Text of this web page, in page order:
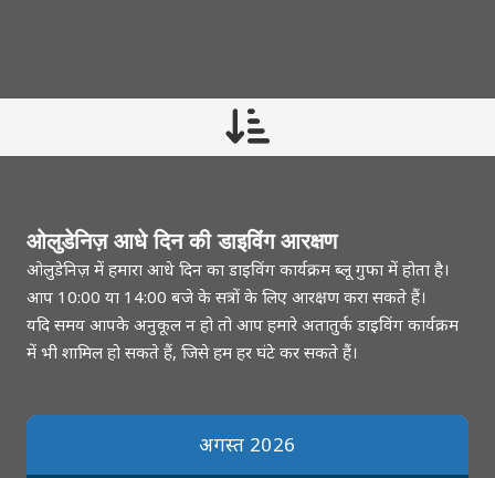
ओलुडेनिज़ आधे दिन की डाइविंग आरक्षण
ओलुडेनिज़ में हमारा आधे दिन का डाइविंग कार्यक्रम ब्लू गुफा में होता है।
आप 10:00 या 14:00 बजे के सत्रों के लिए आरक्षण करा सकते हैं।
यदि समय आपके अनुकूल न हो तो आप हमारे अतातुर्क डाइविंग कार्यक्रम
में भी शामिल हो सकते हैं, जिसे हम हर घंटे कर सकते हैं।
अगस्त 2026